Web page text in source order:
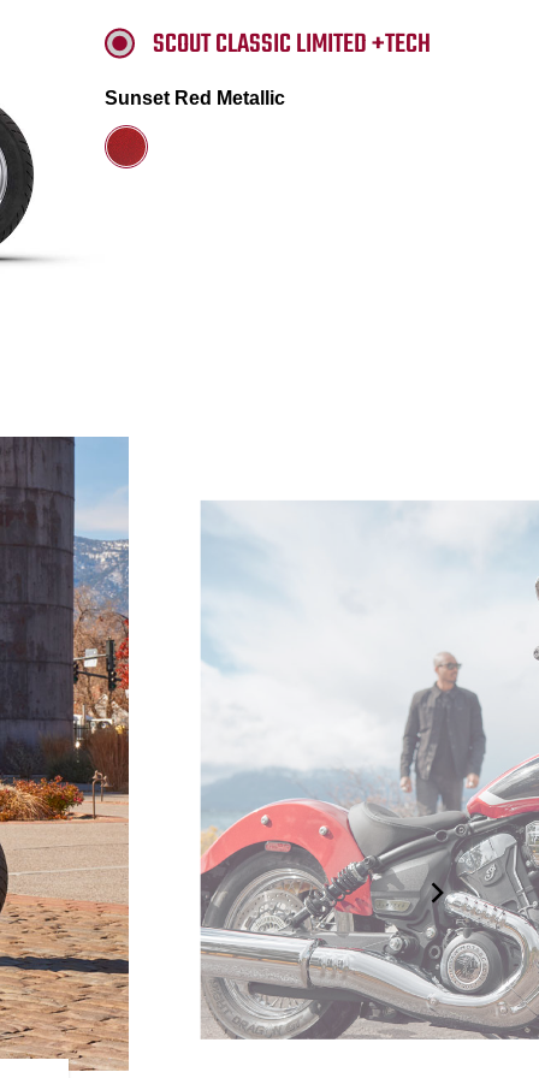
SCOUT CLASSIC LIMITED +TECH
Sunset Red Metallic